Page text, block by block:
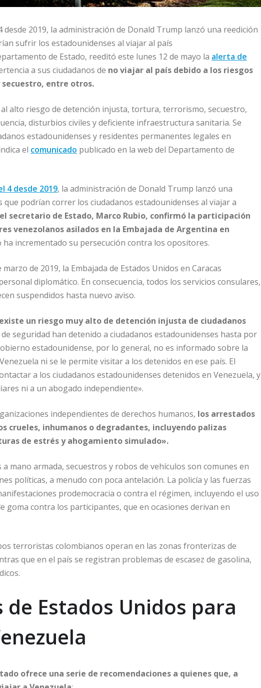
desde 2019, la administración de Donald Trump lanzó una reedición
sufrir los estadounidenses al viajar al país
de Estado, reeditó este lunes 12 de mayo la alerta de
a sus ciudadanos de no viajar al país debido a los riesgos
entre otros.
alto riesgo de detención injusta, tortura, terrorismo, secuestro,
disturbios civiles y deficiente infraestructura sanitaria. Se
estadounidenses y residentes permanentes legales en
el comunicado publicado en la web del Departamento de
4 desde 2019, la administración de Donald Trump lanzó una
podrían correr los ciudadanos estadounidenses al viajar a
secretario de Estado, Marco Rubio, confirmó la participación
venezolanos asilados en la Embajada de Argentina en
incrementado su persecución contra los opositores.
de 2019, la Embajada de Estados Unidos en Caracas
diplomático. En consecuencia, todos los servicios consulares,
suspendidos hasta nuevo aviso.
existe un riesgo muy alto de detención injusta de ciudadanos
seguridad han detenido a ciudadanos estadounidenses hasta por
estadounidense, por lo general, no es informado sobre la
ni se le permite visitar a los detenidos en ese país. El
a los ciudadanos estadounidenses detenidos en Venezuela, y
ni a un abogado independiente».
independientes de derechos humanos, los arrestados
crueles, inhumanos o degradantes, incluyendo palizas
de estrés y ahogamiento simulado».
mano armada, secuestros y robos de vehículos son comunes en
políticas, a menudo con poca antelación. La policía y las fuerzas
prodemocracia o contra el régimen, incluyendo el uso
goma contra los participantes, que en ocasiones derivan en
terroristas colombianos operan en las zonas fronterizas de
que en el país se registran problemas de escasez de gasolina,
de Estados Unidos para
ofrece una serie de recomendaciones a quienes que, a